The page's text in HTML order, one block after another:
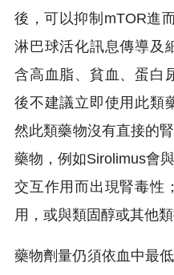
後，可以抑制mTOR進
淋巴球活化訊息傳導及
含高血脂、貧血、蛋白
後不建議立即使用此類
然此類藥物沒有直接的
藥物，例如Sirolimus會
交互作用而出現腎毒性
用，或與類固醇或其他
藥物劑量仍須依血中最